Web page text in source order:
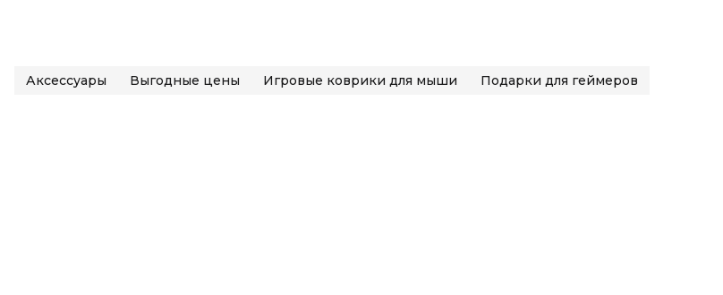
Аксессуары Выгодные цены Игровые коврики для мыши Подарки для геймеров